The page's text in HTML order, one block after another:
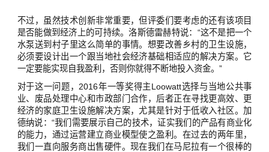
不过，虽然技术创新非常重要，但评委们要考虑的还有该项目
是否能做到经济上的可持续。洛斯德雷赫特说：“这不是把一个
水泵送到村子里这么简单的事情。想要改善乡村的卫生设施，
必须要设计出一个跟当地社会经济基础相适应的解决方案。它
一定要能实现自我盈利，否则你就得不断地投入资金。”
对于这一问题，2016年一等奖得主Loowatt选择与当地公共事
业、废品处理中心和市政部门合作，后者正在寻找更高效、更
经济的家庭卫生设施解决方案，尤其是针对于低收入社区。加
德纳说：“我们需要展示自己的技术，证实我们的产品有商业化
的能力，通过运营建立商业模型使之盈利。在过去的两年里，
我们一直向服务商出售硬件。现在我们在马尼拉有一个很棒的